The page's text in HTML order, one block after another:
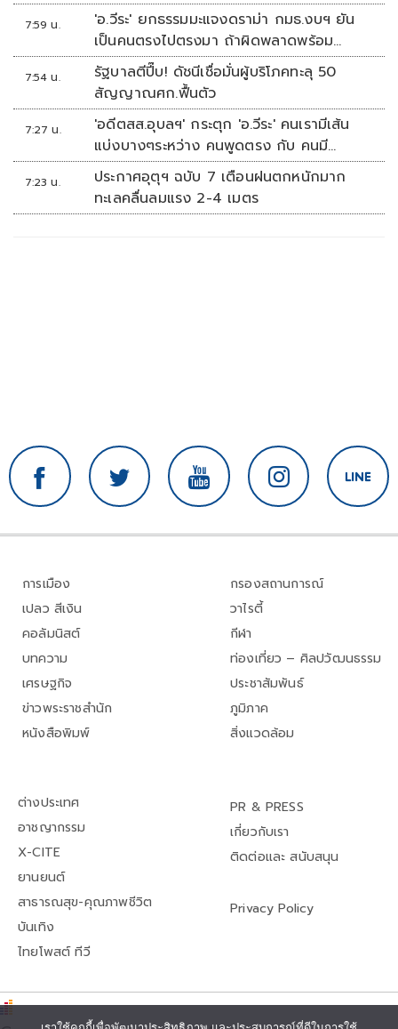
7:59 น.
'อ.วีระ' ยกธรรมมะแจงดราม่า กมธ.งบฯ ยัน
เป็นคนตรงไปตรงมา ถ้าผิดพลาดพร้อม
ขอโทษ
7:54 น.
รัฐบาลตีปี๊บ! ดัชนีเชื่อมั่นผู้บริโภคทะลุ 50
สัญญาณศก.ฟื้นตัว
7:27 น.
'อดีตสส.อุบลฯ' กระตุก 'อ.วีระ' คนเรามีเส้น
แบ่งบางๆระหว่าง คนพูดตรง กับ คนมี
มารยาท
7:23 น.
ประกาศอุตุฯ ฉบับ 7 เตือนฝนตกหนักมาก
ทะเลคลื่นลมแรง 2-4 เมตร
การเมือง
เปลว สีเงิน
คอลัมนิสต์
บทความ
เศรษฐกิจ
ข่าวพระราชสำนัก
หนังสือพิมพ์
กรองสถานการณ์
วาไรตี้
กีฬา
ท่องเที่ยว – ศิลปวัฒนธรรม
ประชาสัมพันธ์
ภูมิภาค
สิ่งแวดล้อม
ต่างประเทศ
อาชญากรรม
X-CITE
ยานยนต์
สาธารณสุข-คุณภาพชีวิต
บันเทิง
ไทยโพสต์ ทีวี
PR & PRESS
เกี่ยวกับเรา
ติดต่อและ สนับสนุน
Privacy Policy